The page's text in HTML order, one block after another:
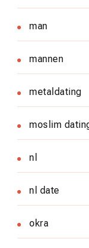
man
mannen
metaldating
moslim
nl
nl date
okra